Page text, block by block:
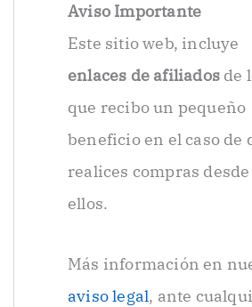
c
t
r
ó
i
o
.
Aviso Importante
Este sitio web, incluye
enlaces de afiliados de
que recibo un pequeño
beneficio en el caso de
realices compras desde
ellos.
Más información en
aviso legal, ante